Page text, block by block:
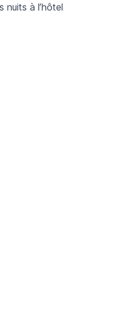
nuits à l’hôtel